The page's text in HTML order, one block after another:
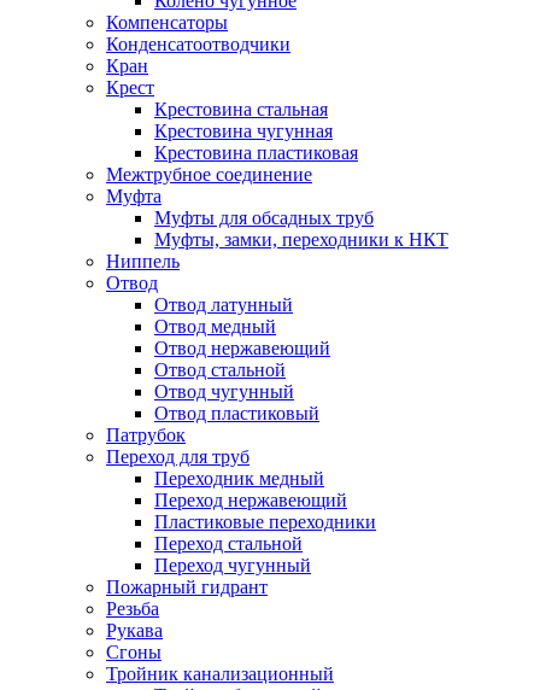
Компенсаторы
Конденсатоотводчики
Кран
Крест
Крестовина стальная
Крестовина чугунная
Крестовина пластиковая
Межтрубное соединение
Муфта
Муфты для обсадных труб
Муфты, замки, переходники к НКТ
Ниппель
Отвод
Отвод латунный
Отвод медный
Отвод нержавеющий
Отвод стальной
Отвод чугунный
Отвод пластиковый
Патрубок
Переход для труб
Переходник медный
Переход нержавеющий
Пластиковые переходники
Переход стальной
Переход чугунный
Пожарный гидрант
Резьба
Рукава
Сгоны
Тройник канализационный